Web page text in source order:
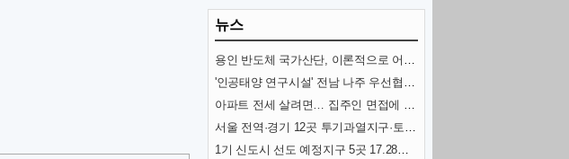
뉴스
용인 반도체 국가산단, 이론적으로 어려운 까닭
'인공태양 연구시설' 전남 나주 우선협상대상자 선정(종합)
아파트 전세 살려면… 집주인 면접에 6개월 인턴까지?
서울 전역·경기 12곳 투기과열지구·토지거래허가구역 지정
1기 신도시 선도 예정지구 5곳 17.28㎢ 토지거래허가구역 지정